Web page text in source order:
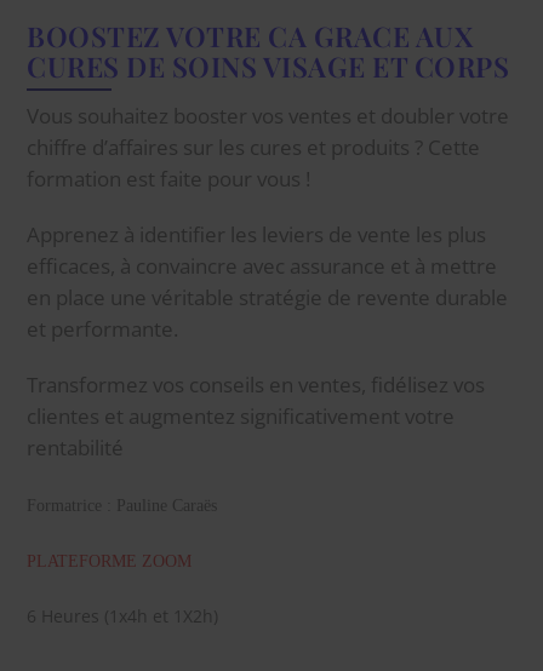
BOOSTEZ VOTRE CA GRACE AUX
CURES DE SOINS VISAGE ET CORPS
Vous souhaitez booster vos ventes et doubler votre
chiffre d’affaires sur les cures et produits ? Cette
formation est faite pour vous !
Apprenez à identifier les leviers de vente les plus
efficaces, à convaincre avec assurance et à mettre
en place une véritable stratégie de revente durable
et performante.
Transformez vos conseils en ventes, fidélisez vos
clientes et augmentez significativement votre
rentabilité
Formatrice : Pauline Caraës
PLATEFORME ZOOM
6 Heures (1x4h et 1X2h)